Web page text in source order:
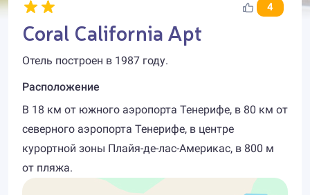
4
Coral California Apt
Отель построен в 1987 году.
Расположение
В 18 км от южного аэропорта Тенерифе, в 80 км от
северного аэропорта Тенерифе, в центре
курортной зоны Плайя-де-лас-Америкас, в 800 м
от пляжа.